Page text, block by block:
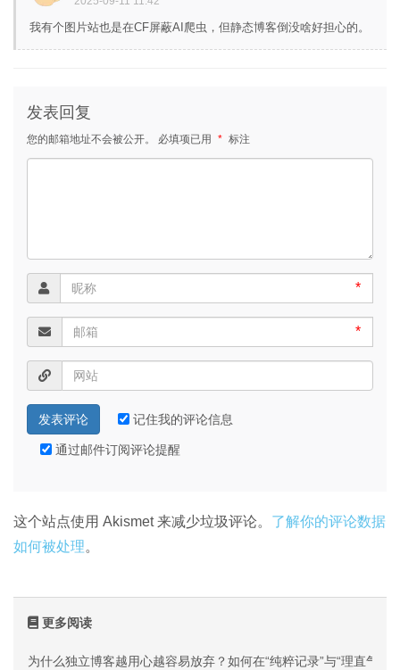
我有个图片站也是在CF屏蔽AI爬虫，但静态博客倒没啥好担心的。
发表回复
您的邮箱地址不会被公开。 必填项已用 * 标注
*
*
记住我的评论信息
通过邮件订阅评论提醒
这个站点使用 Akismet 来减少垃圾评论。 了解你的评论数据
如何被处理。
更多阅读
为什么独立博客越用心越容易放弃？如何在“纯粹记录”与“理直气壮